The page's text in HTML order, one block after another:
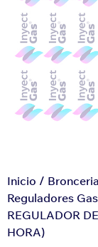
Inicio /
Reguladores
REGULADOR
HORA)